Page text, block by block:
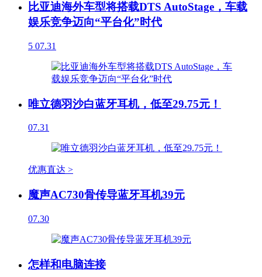
比亚迪海外车型将搭载DTS AutoStage，车载
娱乐竞争迈向“平台化”时代
5 07.31
唯立德羽沙白蓝牙耳机，低至29.75元！
07.31
优惠直达 >
魔声AC730骨传导蓝牙耳机39元
07.30
怎样和电脑连接